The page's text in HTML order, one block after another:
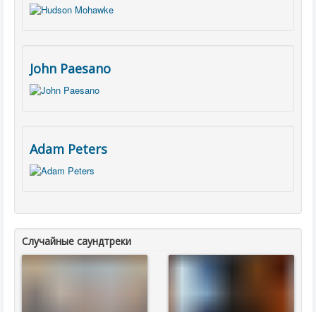
John Paesano
Adam Peters
Случайные саундтреки